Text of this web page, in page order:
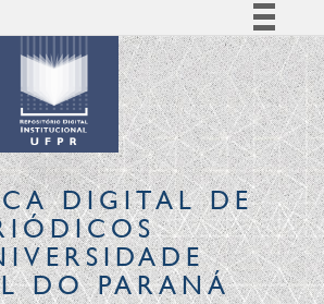
Simplifique!
Comunica BR
Participe
Acesso à informação
Legislação
Canais
DIGITALDE
DO PARANÁ